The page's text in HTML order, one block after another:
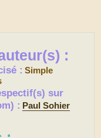
:
: Simple
sur
: Paul Sohier